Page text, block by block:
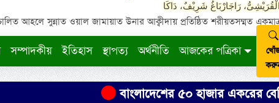
رَاجَارْبَاغُ شَرِيْفٌ، دَاكَا
আহলে সুন্নাত ওয়াল জামায়াত উনার আক্বীদায় প্রতিষ্ঠিত শরীয়তসম্মত
সম্পাদকীয় ইতিহাস স্থাপত্য অর্থনীতি আজকের পত্রিকা
বাংলাদেশের ৫০ হাজার একরের বেশি জমি